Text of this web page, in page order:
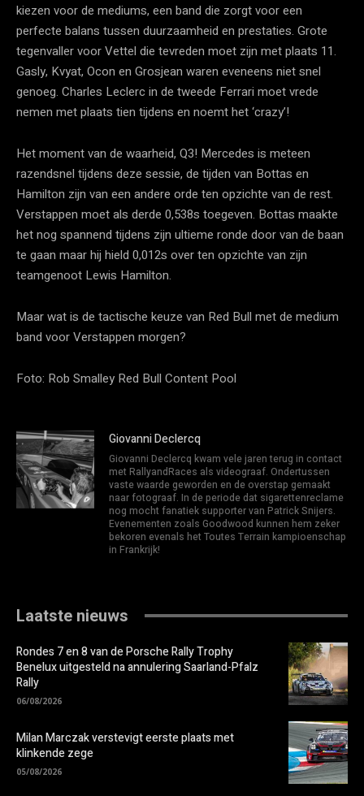
kiezen voor de mediums, een band die zorgt voor een
perfecte balans tussen duurzaamheid en prestaties. Grote
tegenvaller voor Vettel die tevreden moet zijn met plaats 11.
Gasly, Kvyat, Ocon en Grosjean waren eveneens niet snel
genoeg. Charles Leclerc in de tweede Ferrari moet vrede
nemen met plaats tien tijdens en noemt het ‘crazy’!
Het moment van de waarheid, Q3! Mercedes is meteen
razendsnel tijdens deze sessie, de tijden van Bottas en
Hamilton zijn van een andere orde ten opzichte van de rest.
Verstappen moet als derde 0,538s toegeven. Bottas maakte
het nog spannend tijdens zijn ultieme ronde door van de baan
te gaan maar hij hield 0,012s over ten opzichte van zijn
teamgenoot Lewis Hamilton.
Maar wat is de tactische keuze van Red Bull met de medium
band voor Verstappen morgen?
Foto: Rob Smalley Red Bull Content Pool
Giovanni Declercq
Giovanni Declercq kwam vele jaren terug in contact
met RallyandRaces als videograaf. Ondertussen
vaste waarde geworden en de overstap gemaakt
naar fotograaf. In de periode dat sigarettenreclame
nog mocht fanatiek supporter van Patrick Snijers.
Evenementen zoals Goodwood kunnen hem zeker
bekoren evenals het Toutes Terrain kampioenschap
in Frankrijk!
Laatste nieuws
Rondes 7 en 8 van de Porsche Rally Trophy
Benelux uitgesteld na annulering Saarland-Pfalz
Rally
06/08/2026
Milan Marczak verstevigt eerste plaats met
klinkende zege
05/08/2026